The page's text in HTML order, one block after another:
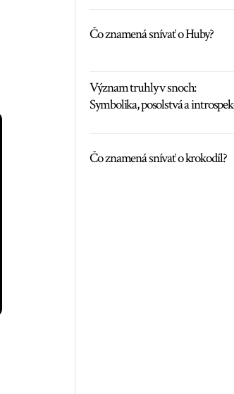
Čo znamená snívať o Huby?
Význam truhly v snoch:
Symbolika, posolstvá a
Čo znamená snívať o krokodíl?